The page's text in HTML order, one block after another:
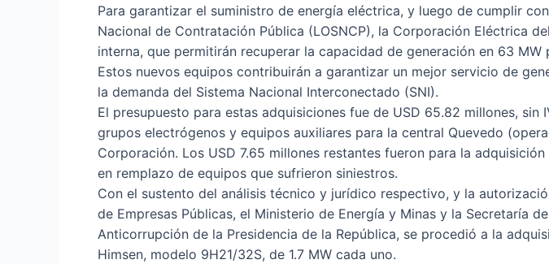
Para garantizar el suministro de energía eléctrica, y luego de cumplir
Nacional de Contratación Pública (LOSNCP), la Corporación Eléctrica
interna, que permitirán recuperar la capacidad de generación en 63
Estos nuevos equipos contribuirán a garantizar un mejor servicio de
la demanda del Sistema Nacional Interconectado (SNI).
El presupuesto para estas adquisiciones fue de USD 65.82 millones,
grupos electrógenos y equipos auxiliares para la central Quevedo
Corporación. Los USD 7.65 millones restantes fueron para la
en remplazo de equipos que sufrieron siniestros.
Con el sustento del análisis técnico y jurídico respectivo, y la
de Empresas Públicas, el Ministerio de Energía y Minas y la Secretaría
Anticorrupción de la Presidencia de la República, se procedió a la
Himsen, modelo 9H21/32S, de 1.7 MW cada uno.